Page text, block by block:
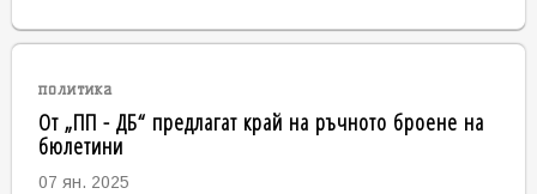
политика
От „ПП - ДБ“ предлагат край на ръчното броене на
бюлетини
07 ян. 2025